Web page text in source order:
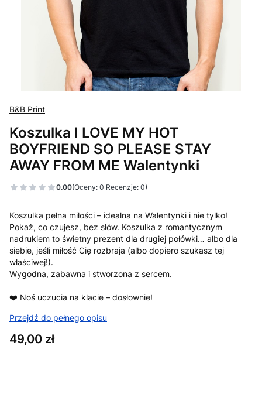
B&B Print
Koszulka I LOVE MY HOT
BOYFRIEND SO PLEASE STAY
AWAY FROM ME Walentynki
0.00(Oceny: 0 Recenzje: 0)
Koszulka pełna miłości – idealna na Walentynki i nie tylko!
Pokaż, co czujesz, bez słów. Koszulka z romantycznym
nadrukiem to świetny prezent dla drugiej połówki… albo dla
siebie, jeśli miłość Cię rozbraja (albo dopiero szukasz tej
właściwej!).
Wygodna, zabawna i stworzona z sercem.
❤️ Noś uczucia na klacie – dosłownie!
Przejdź do pełnego opisu
Cena
49,00 zł